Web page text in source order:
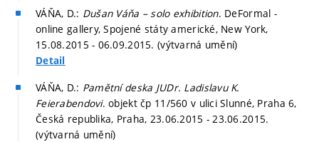
VÁŇA, D.: Dušan Váňa – solo exhibition. DeFormal -
online gallery, Spojené státy americké, New York,
15.08.2015 - 06.09.2015. (výtvarná umění)
Detail
VÁŇA, D.: Pamětní deska JUDr. Ladislavu K.
Feierabendovi. objekt čp 11/560 v ulici Slunné, Praha 6,
Česká republika, Praha, 23.06.2015 - 23.06.2015.
(výtvarná umění)